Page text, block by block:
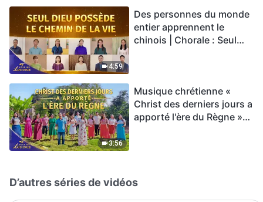
4:59
Des personnes du monde
entier apprennent le
chinois | Chorale : Seul
3:56
Musique chrétienne «
Christ des derniers jours a
apporté l'ère du Règne »
D’autres séries de vidéos